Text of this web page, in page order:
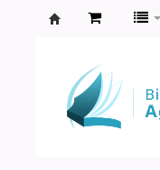
Agamenon
Magalhães